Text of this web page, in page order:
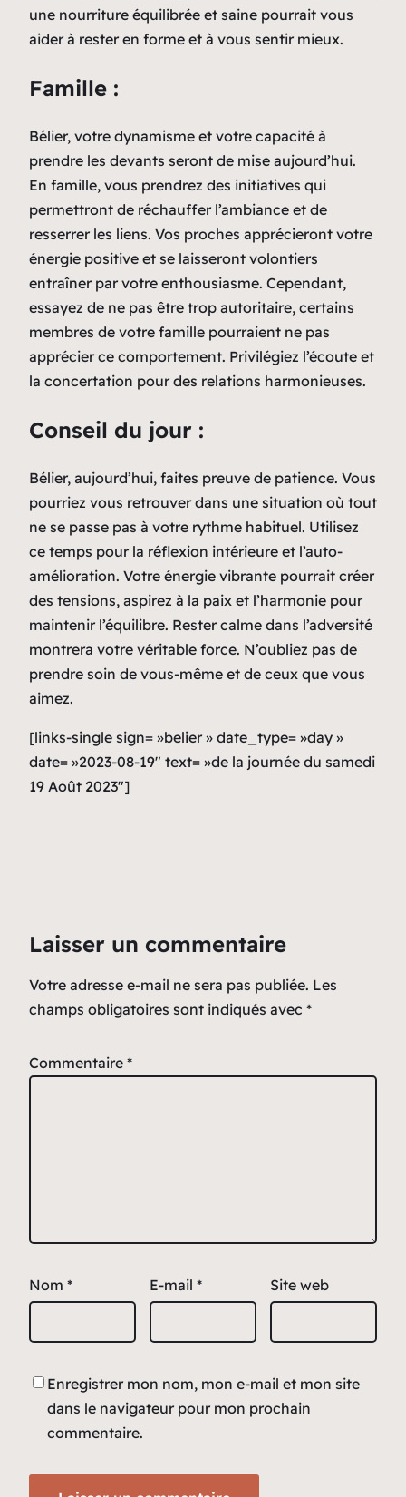
une nourriture équilibrée et saine pourrait vous
aider à rester en forme et à vous sentir mieux.
Famille :
Bélier, votre dynamisme et votre capacité à
prendre les devants seront de mise aujourd’hui.
En famille, vous prendrez des initiatives qui
permettront de réchauffer l’ambiance et de
resserrer les liens. Vos proches apprécieront votre
énergie positive et se laisseront volontiers
entraîner par votre enthousiasme. Cependant,
essayez de ne pas être trop autoritaire, certains
membres de votre famille pourraient ne pas
apprécier ce comportement. Privilégiez l’écoute et
la concertation pour des relations harmonieuses.
Conseil du jour :
Bélier, aujourd’hui, faites preuve de patience. Vous
pourriez vous retrouver dans une situation où tout
ne se passe pas à votre rythme habituel. Utilisez
ce temps pour la réflexion intérieure et l’auto-
amélioration. Votre énergie vibrante pourrait créer
des tensions, aspirez à la paix et l’harmonie pour
maintenir l’équilibre. Rester calme dans l’adversité
montrera votre véritable force. N’oubliez pas de
prendre soin de vous-même et de ceux que vous
aimez.
[links-single sign= »belier » date_type= »day »
date= »2023-08-19″ text= »de la journée du samedi
19 Août 2023″]
Laisser un commentaire
Votre adresse e-mail ne sera pas publiée. Les
champs obligatoires sont indiqués avec *
Commentaire *
Nom * E-mail * Site web
Enregistrer mon nom, mon e-mail et mon site
dans le navigateur pour mon prochain
commentaire.